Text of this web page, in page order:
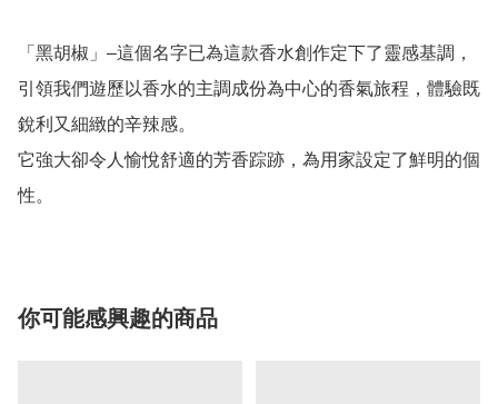
「黑胡椒」–這個名字已為這款香水創作定下了靈感基調，
引領我們遊歷以香水的主調成份為中心的香氣旅程，體驗既
銳利又細緻的辛辣感。
它強大卻令人愉悅舒適的芳香踪跡，為用家設定了鮮明的個
性。
你可能感興趣的商品